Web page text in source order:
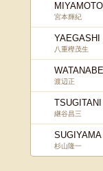
宮本輝紀
YAEGASHI
八重樫茂生
渡辺正
継谷昌三
杉山隆一